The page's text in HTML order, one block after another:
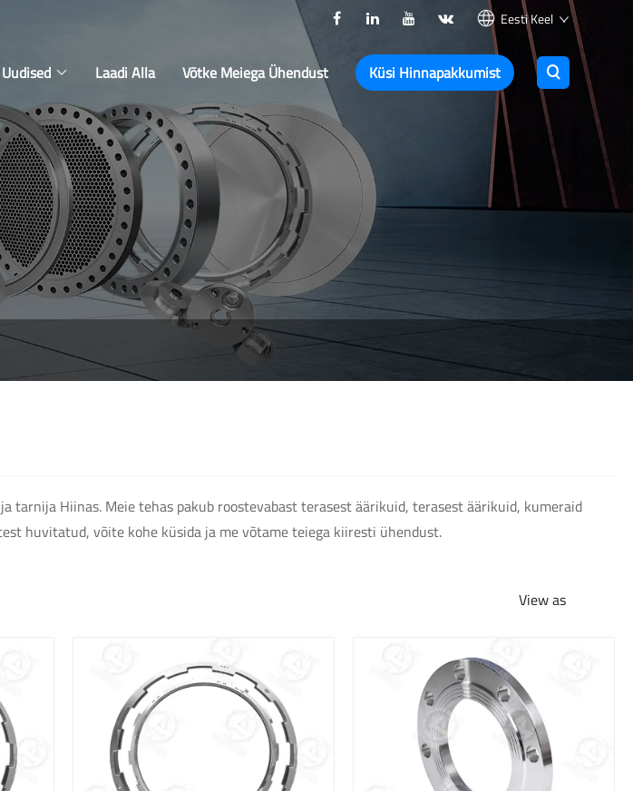
Eesti Keel
Uudised Laadi Alla Võtke Meiega Ühendust Küsi Hinnapakkumist
tarnija Hiinas. Meie tehas pakub roostevabast terasest äärikuid, terasest äärikuid, kumeraid
huvitatud, võite kohe küsida ja me võtame teiega kiiresti ühendust.
View as